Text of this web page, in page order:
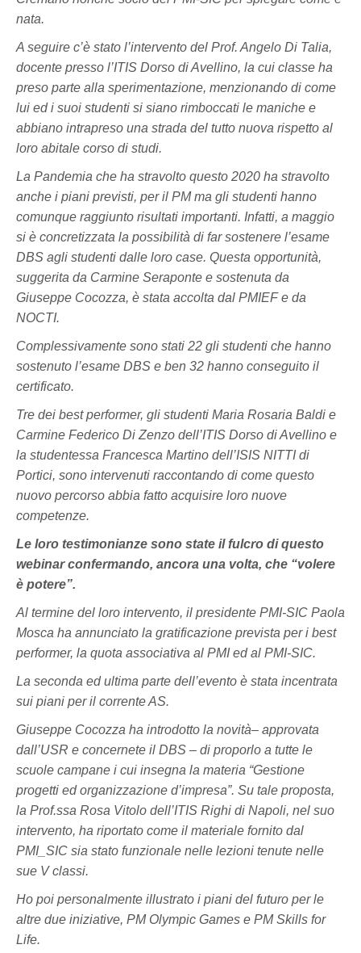
nata.
A seguire c’è stato l’intervento del Prof. Angelo Di Talia,
docente presso l’ITIS Dorso di Avellino, la cui classe ha
preso parte alla sperimentazione, menzionando di come
lui ed i suoi studenti si siano rimboccati le maniche e
abbiano intrapreso una strada del tutto nuova rispetto al
loro abitale corso di studi.
La Pandemia che ha stravolto questo 2020 ha stravolto
anche i piani previsti, per il PM ma gli studenti hanno
comunque raggiunto risultati importanti. Infatti, a maggio
si è concretizzata la possibilità di far sostenere l’esame
DBS agli studenti dalle loro case. Questa opportunità,
suggerita da Carmine Seraponte e sostenuta da
Giuseppe Cocozza, è stata accolta dal PMIEF e da
NOCTI.
Complessivamente sono stati 22 gli studenti che hanno
sostenuto l’esame DBS e ben 32 hanno conseguito il
certificato.
Tre dei best performer, gli studenti Maria Rosaria Baldi e
Carmine Federico Di Zenzo dell’ITIS Dorso di Avellino e
la studentessa Francesca Martino dell’ISIS NITTI di
Portici, sono intervenuti raccontando di come questo
nuovo percorso abbia fatto acquisire loro nuove
competenze.
Le loro testimonianze sono state il fulcro di questo
webinar confermando, ancora una volta, che “volere
è potere”.
Al termine del loro intervento, il presidente PMI-SIC Paola
Mosca ha annunciato la gratificazione prevista per i best
performer, la quota associativa al PMI ed al PMI-SIC.
La seconda ed ultima parte dell’evento è stata incentrata
sui piani per il corrente AS.
Giuseppe Cocozza ha introdotto la novità– approvata
dall’USR e concernete il DBS – di proporlo a tutte le
scuole campane i cui insegna la materia “Gestione
progetti ed organizzazione d’impresa”. Su tale proposta,
la Prof.ssa Rosa Vitolo dell’ITIS Righi di Napoli, nel suo
intervento, ha riportato come il materiale fornito dal
PMI_SIC sia stato funzionale nelle lezioni tenute nelle
sue V classi.
Ho poi personalmente illustrato i piani del futuro per le
altre due iniziative, PM Olympic Games e PM Skills for
Life.